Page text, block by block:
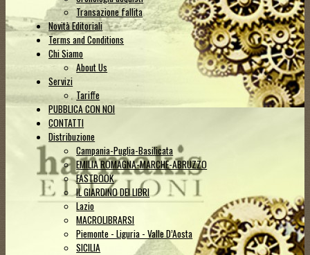
Transazione fallita
Novità Editoriali
Terms and Conditions
Chi Siamo
About Us
Servizi
Tariffe
PUBBLICA CON NOI
CONTATTI
Distribuzione
Campania-Puglia-Basilicata
EMILIA ROMAGNA-MARCHE-ABRUZZO
FASTBOOK
IL GIARDINO DEI LIBRI
Lazio
MACROLIBRARSI
Piemonte - Liguria - Valle D’Aosta
SICILIA